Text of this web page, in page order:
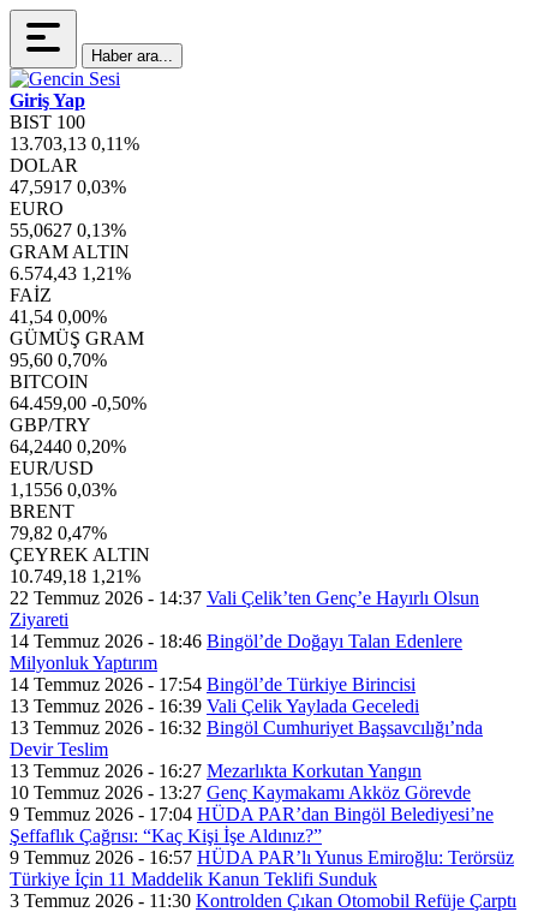
Haber ara...
Giriş Yap
BIST 100
13.703,13 0,11%
DOLAR
47,5917 0,03%
EURO
55,0627 0,13%
GRAM ALTIN
6.574,43 1,21%
FAİZ
41,54 0,00%
GÜMÜŞ GRAM
95,60 0,70%
BITCOIN
64.459,00 -0,50%
GBP/TRY
64,2440 0,20%
EUR/USD
1,1556 0,03%
BRENT
79,82 0,47%
ÇEYREK ALTIN
10.749,18 1,21%
22 Temmuz 2026 - 14:37 Vali Çelik’ten Genç’e Hayırlı Olsun
Ziyareti
14 Temmuz 2026 - 18:46 Bingöl’de Doğayı Talan Edenlere
Milyonluk Yaptırım
14 Temmuz 2026 - 17:54 Bingöl’de Türkiye Birincisi
13 Temmuz 2026 - 16:39 Vali Çelik Yaylada Geceledi
13 Temmuz 2026 - 16:32 Bingöl Cumhuriyet Başsavcılığı’nda
Devir Teslim
13 Temmuz 2026 - 16:27 Mezarlıkta Korkutan Yangın
10 Temmuz 2026 - 13:27 Genç Kaymakamı Akköz Görevde
9 Temmuz 2026 - 17:04 HÜDA PAR’dan Bingöl Belediyesi’ne
Şeffaflık Çağrısı: “Kaç Kişi İşe Aldınız?”
9 Temmuz 2026 - 16:57 HÜDA PAR’lı Yunus Emiroğlu: Terörsüz
Türkiye İçin 11 Maddelik Kanun Teklifi Sunduk
3 Temmuz 2026 - 11:30 Kontrolden Çıkan Otomobil Refüje Çarptı